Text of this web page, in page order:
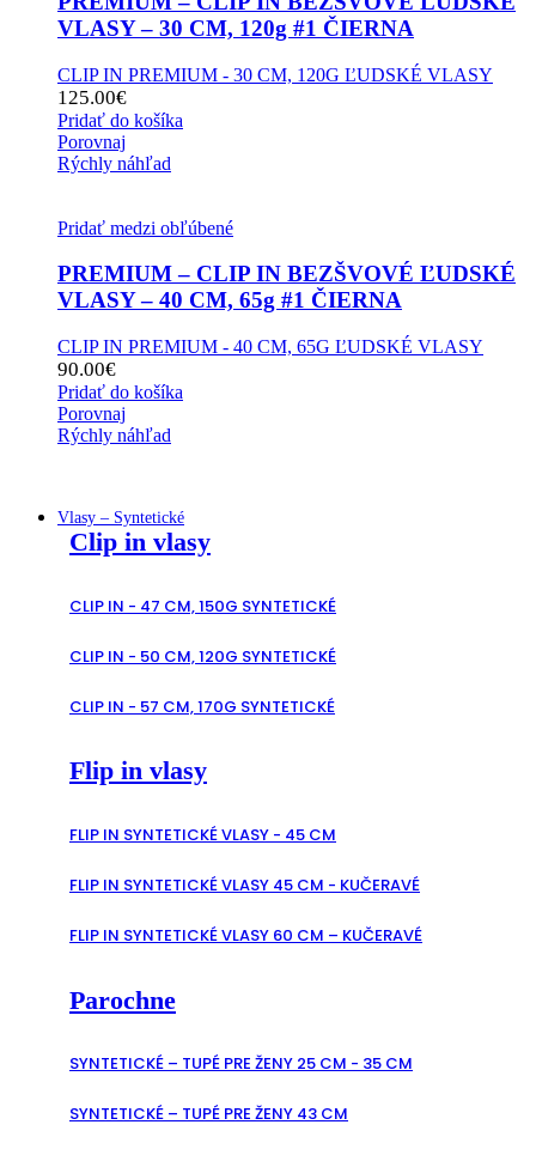
VLASY – 30 CM, 120g #1 ČIERNA
CLIP IN PREMIUM - 30 CM, 120G ĽUDSKÉ VLASY
125.00€
Pridať do košíka
Porovnaj
Rýchly náhľad
Pridať medzi obľúbené
PREMIUM – CLIP IN BEZŠVOVÉ ĽUDSKÉ
VLASY – 40 CM, 65g #1 ČIERNA
CLIP IN PREMIUM - 40 CM, 65G ĽUDSKÉ VLASY
90.00€
Pridať do košíka
Porovnaj
Rýchly náhľad
Vlasy – Syntetické
Clip in vlasy
CLIP IN - 47 CM, 150G SYNTETICKÉ
CLIP IN - 50 CM, 120G SYNTETICKÉ
CLIP IN - 57 CM, 170G SYNTETICKÉ
Flip in vlasy
FLIP IN SYNTETICKÉ VLASY - 45 CM
FLIP IN SYNTETICKÉ VLASY 45 CM - KUČERAVÉ
FLIP IN SYNTETICKÉ VLASY 60 CM – KUČERAVÉ
Parochne
SYNTETICKÉ – TUPÉ PRE ŽENY 25 CM - 35 CM
SYNTETICKÉ – TUPÉ PRE ŽENY 43 CM